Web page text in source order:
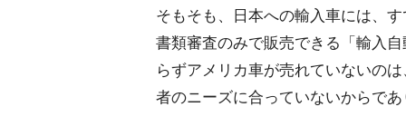
そもそも、日本への輸入車には、
書類審査のみで販売できる「輸入
らずアメリカ車が売れていないの
者のニーズに合っていないからで